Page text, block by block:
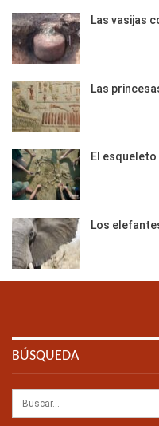
Las vasijas
Las
El
Los
BÚSQUEDA